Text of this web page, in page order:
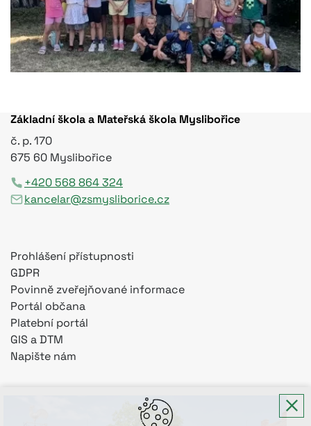
Základní škola a Mateřská škola Myslibořice
č. p. 170
675 60 Myslibořice
+420 568 864 324
kancelar@zsmysliborice.cz
Prohlášení přístupnosti
GDPR
Povinně zveřejňované informace
Portál občana
Platební portál
GIS a DTM
Napište nám